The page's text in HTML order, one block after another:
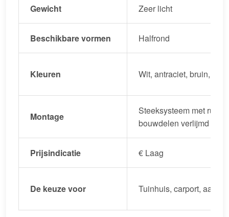
Gewicht Zeer licht
Beschikbare vormen Halfrond
Kleuren Wit, antraciet, bruin,
Montage
Steeksysteem met
bouwdelen verlijmd
Prijsindicatie € Laag
De keuze voor Tuinhuis, carport,